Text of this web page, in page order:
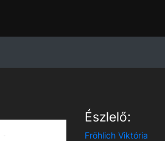
Észlelő:
Fröhlich Viktória